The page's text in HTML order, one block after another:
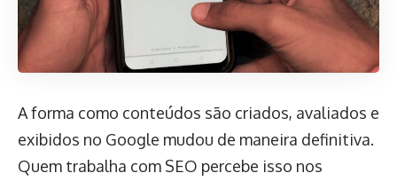
A forma como conteúdos são criados, avaliados e
exibidos no Google mudou de maneira definitiva.
Quem trabalha com SEO percebe isso nos